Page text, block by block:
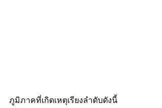
ภูมิภาคที่เกิดเหตุเรียงลำดับดังนี้